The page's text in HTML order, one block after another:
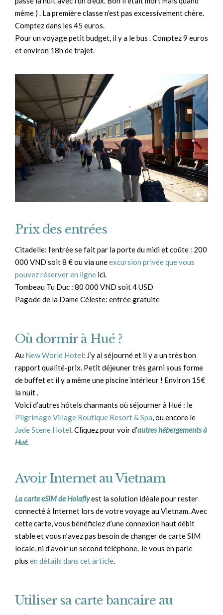
même ) . La première classe n’est pas excessivement chère.
Comptez dans les 45 euros.
Pour un voyage petit budget, il y a le bus . Comptez 9 euros
et environ 18h de trajet.
Prix des entrées
Citadelle: l’entrée se fait par la porte du midi et coûte : 200
000 VND soit 8 € ou via uneexcursion privée que vous
pouvez réserver en ligne ici.
Tombeau Tu Duc : 80 000 VND soit 4 USD
Pagode de la Dame Céleste: entrée gratuite
Où dormir à Hué ?
Au New World Hotel: J’y ai séjourné et il y a un très bon
rapport qualité-prix. Petit déjeuner très garni sous forme
de buffet et il y a même une piscine intérieur ! Environ 15€
la nuit .
Voici d’autres hôtels charmants où séjourner à Hué : le
Pilgrimage Village Boutique Resort & Spa, ou encore le
Jade Scene Hotel. Cliquez pour voir d’autres hébergements à
Hué.
Avoir Internet au Vietnam
La carte eSIM de Holaflyest la solution idéale pour rester
connecté à Internet lors de votre voyage au Vietnam. Avec
cette carte, vous bénéficiez d’une connexion haut débit
stable et vous n’avez pas besoin de changer de carte SIM
locale, ni d’avoir un second téléphone. Je vous en parle
plus en détails dans cet article.
Utiliser sa carte bancaire au